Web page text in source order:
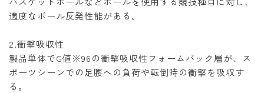
適度なボール反発性能がある。
2.衝撃吸収性
製品単体でG値※96の衝撃吸収性フォームバック層が、ス
ポーツシーンでの足腰への負荷や転倒時の衝撃を吸収す
る。